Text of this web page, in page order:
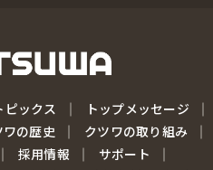
ピックス
トップメッセージ
ワの歴史
クツワの取り組み
採用情報
サポート